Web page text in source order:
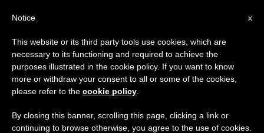
Vescovo nigeriano: la
formazione, base per il dialogo
islamo-cristiano
x
Notice
This website or its third party tools use cookies, which are
necessary to its functioning and required to achieve the
purposes illustrated in the cookie policy. If you want to know
more or withdraw your consent to all or some of the cookies,
please refer to the cookie policy
By closing this banner, scrolling this page, clicking a link or
continuing to browse otherwise, you agree to the use of cookies.